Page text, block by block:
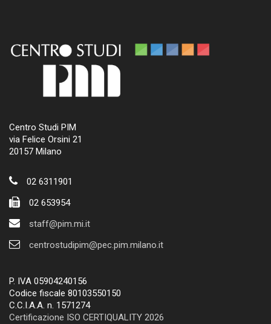
Centro Studi PIM
via Felice Orsini 21
20157 Milano
02 6311901
02 653954
staff@pim.mi.it
centrostudipim@pec.pim.milano.it
P. IVA 05904240156
Codice fiscale 80103550150
C.C.I.A.A. n. 1571274
Certificazione ISO CERTIQUALITY 2026